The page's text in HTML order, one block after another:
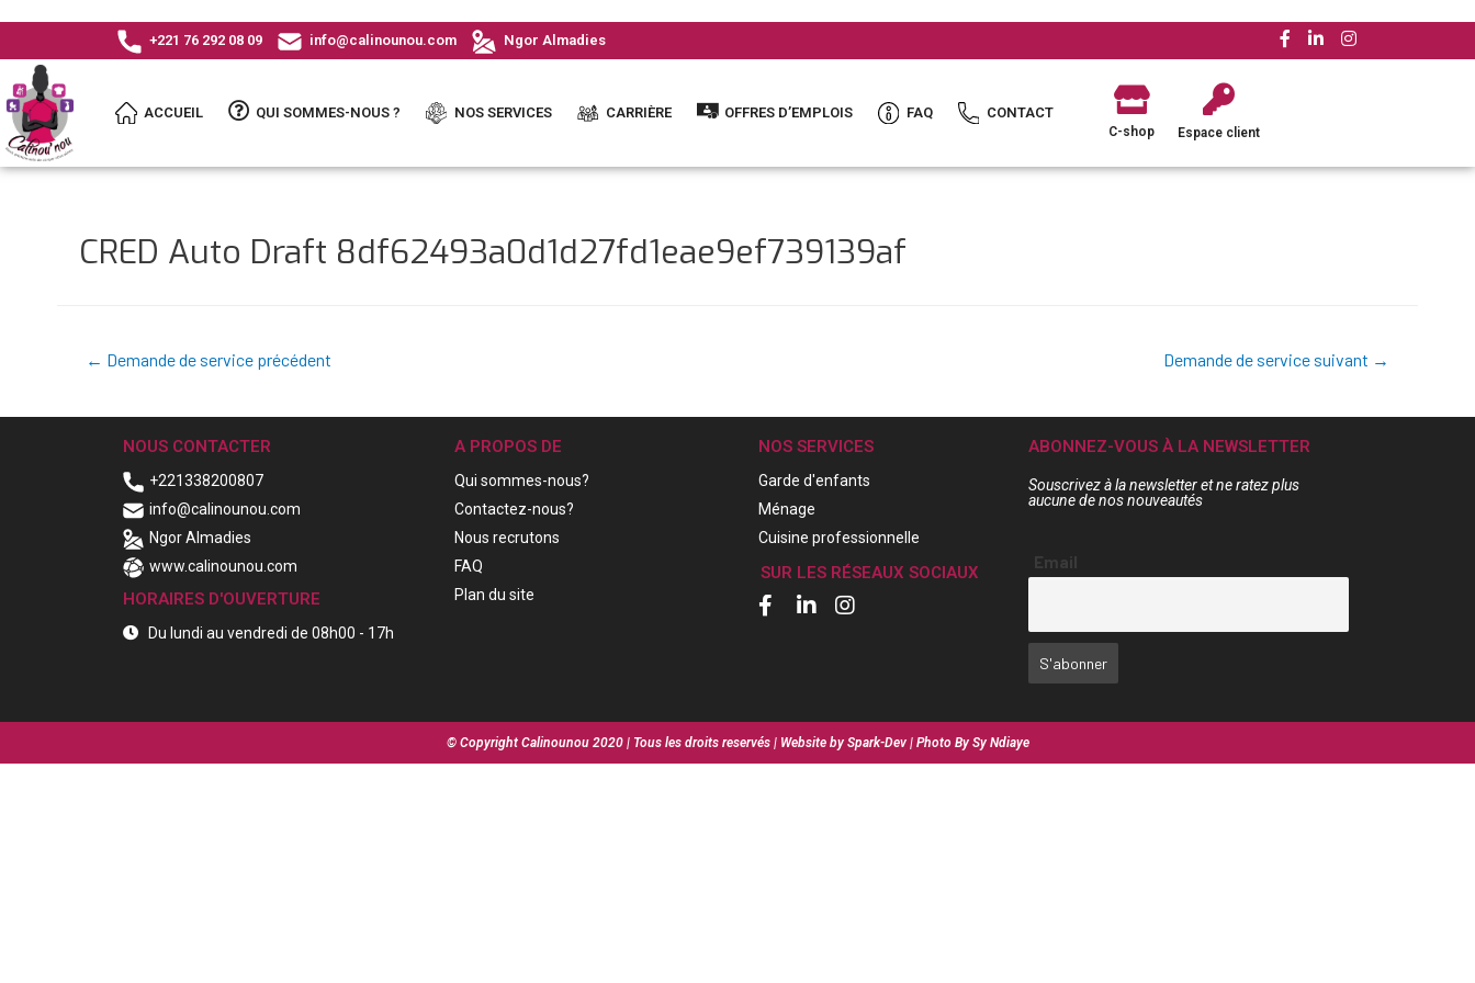
+221 76 292 08 09 info@calinounou.com Ngor Almadies
ACCUEIL QUI SOMMES-NOUS ? NOS SERVICES CARRIÈRE OFFRES D’EMPLOIS FAQ CONTACT
C-shop Espace client
CRED Auto Draft 8df62493a0d1d27fd1eae9ef739139af
← Demande de service précédent Demande de service suivant →
NOUS CONTACTER
+221338200807
info@calinounou.com
Ngor Almadies
www.calinounou.com
HORAIRES D'OUVERTURE
Du lundi au vendredi de 08h00 - 17h
A PROPOS DE
Qui sommes-nous?
Contactez-nous?
Nous recrutons
FAQ
Plan du site
NOS SERVICES
Garde d'enfants
Ménage
Cuisine professionnelle
SUR LES RÉSEAUX SOCIAUX
ABONNEZ-VOUS À LA NEWSLETTER
Souscrivez à la newsletter et ne ratez plus
aucune de nos nouveautés
Email
© Copyright Calinounou 2020 | Tous les droits reservés | Website by Spark-Dev | Photo By Sy Ndiaye